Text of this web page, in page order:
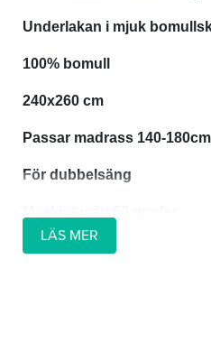
Underlakan i mjuk
100% bomull
240x260 cm
Passar madrass 140-180cm
För dubbelsäng
LÄS MER